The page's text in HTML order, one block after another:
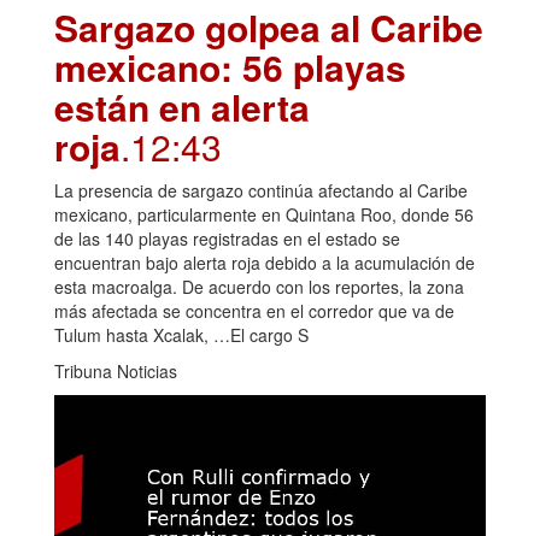
Sargazo golpea al Caribe
mexicano: 56 playas
están en alerta
roja.12:43
La presencia de sargazo continúa afectando al Caribe
mexicano, particularmente en Quintana Roo, donde 56
de las 140 playas registradas en el estado se
encuentran bajo alerta roja debido a la acumulación de
esta macroalga. De acuerdo con los reportes, la zona
más afectada se concentra en el corredor que va de
Tulum hasta Xcalak, …El cargo S
Tribuna Noticias